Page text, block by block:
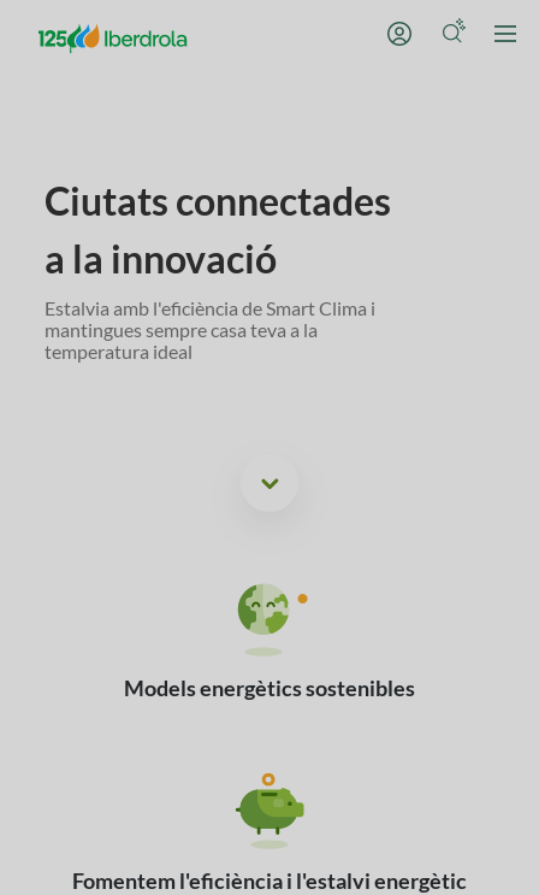
Ciutats connectades
a la innovació
Estalvia amb l'eficiència de Smart Clima i
mantingues sempre casa teva a la
temperatura ideal
Models energèticssostenibles
Fomenteml'eficiència i l'estalvi energètic